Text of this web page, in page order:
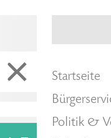
Startseite
Politik &